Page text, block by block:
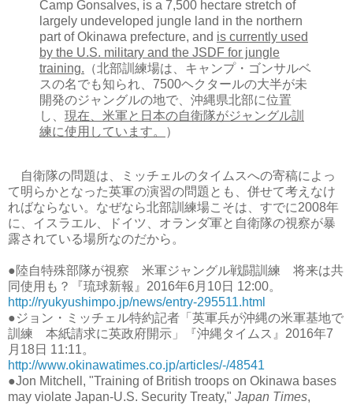
Camp Gonsalves, is a 7,500 hectare stretch of
largely undeveloped jungle land in the northern
part of Okinawa prefecture, and is currently used
by the U.S. military and the JSDF for jungle
training. （北部訓練場は、キャンプ・ゴンサルベ
スの名でも知られ、7500ヘクタールの大半が未
開発のジャングルの地で、沖縄県北部に位置
し、 現在、米軍と日本の自衛隊がジャングル訓
練に使用しています。
）
自衛隊の問題は、ミッチェルのタイムスへの寄稿によっ
て明らかとなった英軍の演習の問題とも、併せて考えなけ
ればならない。なぜなら北部訓練場こそは、すでに2008年
に、イスラエル、ドイツ、オランダ軍と自衛隊の視察が暴
露されている場所なのだから。
●陸自特殊部隊が視察 米軍ジャングル戦闘訓練 将来は共
同使用も？『琉球新報』2016年6月10日 12:00。
http://ryukyushimpo.jp/news/entry-295511.html
●ジョン・ミッチェル特約記者「英軍兵が沖縄の米軍基地で
訓練 本紙請求に英政府開示」『沖縄タイムス』2016年7
月18日 11:11。
http://www.okinawatimes.co.jp/articles/-/48541
●Jon Mitchell, "Training of British troops on Okinawa bases
may violate Japan-U.S. Security Treaty," Japan Times,